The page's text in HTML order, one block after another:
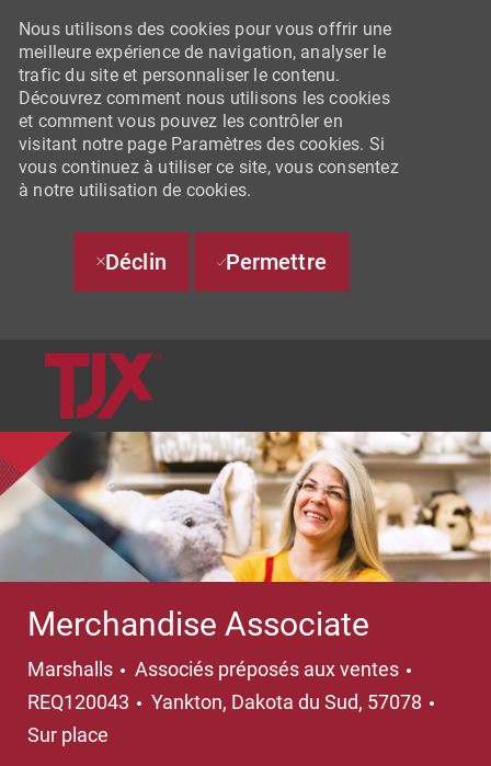
SKIP TO MAIN CONTENT
Nous utilisons des cookies pour vous offrir une
meilleure expérience de navigation, analyser le
trafic du site et personnaliser le contenu.
Découvrez comment nous utilisons les cookies
et comment vous pouvez les contrôler en
visitant notre page Paramètres des cookies. Si
vous continuez à utiliser ce site, vous consentez
à notre utilisation de cookies.
Déclin Permettre
Merchandise Associate
Marshalls Catégorie
Associés préposés aux ventes
REQ120043
Emplacement
Yankton, Dakota du Sud, 57078
Sur place